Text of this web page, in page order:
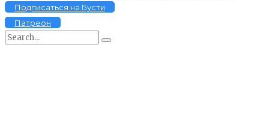
Подписаться на Бусти
Патреон